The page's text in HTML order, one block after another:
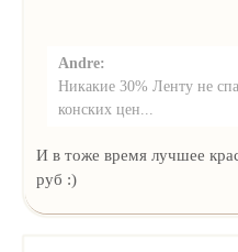
Andre:
Никакие 30% Ленту не
конских цен...
И в тоже время лучшее
руб :)